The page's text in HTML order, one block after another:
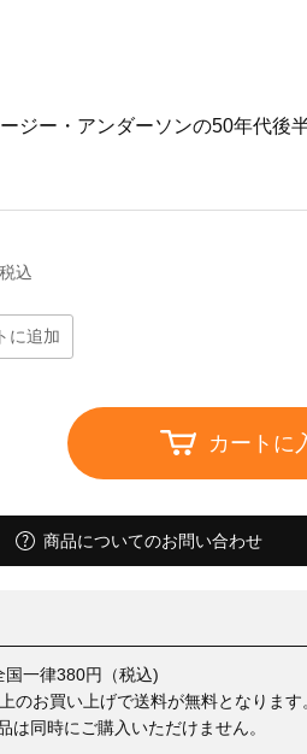
ジー・アンダーソンの50年代後
込
に追加
カートに
商品についてのお問い合わせ
一律380円（税込)
のお買い上げで送料が無料となります
同時にご購入いただけません。